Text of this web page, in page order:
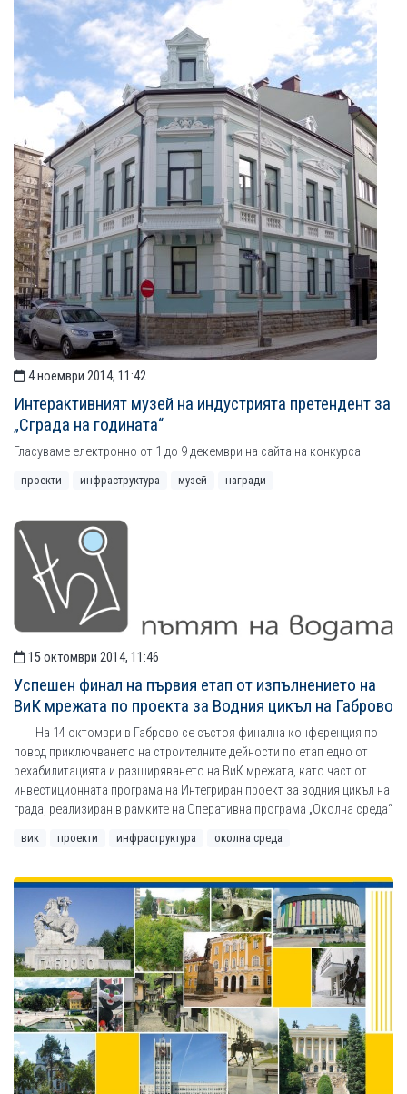
4 ноември 2014, 11:42
Интерактивният музей на индустрията претендент за
„Сграда на годината“
Гласуваме електронно от 1 до 9 декември на сайта на конкурса
проекти инфраструктура музей награди
15 октомври 2014, 11:46
Успешен финал на първия етап от изпълнението на
ВиК мрежата по проекта за Водния цикъл на Габрово
На 14 октомври в Габрово се състоя финална конференция по
повод приключването на строителните дейности по етап едно от
рехабилитацията и разширяването на ВиК мрежата, като част от
инвестиционната програма на Интегриран проект за водния цикъл на
града, реализиран в рамките на Оперативна програма „Околна среда“
вик проекти инфраструктура околна среда